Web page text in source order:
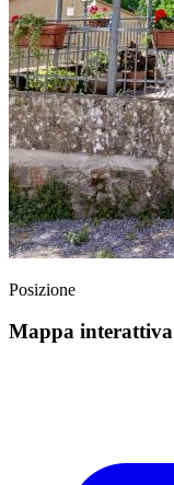
Posizione
Mappa interattiva